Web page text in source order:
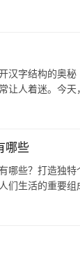
开汉字结构的
让人着迷。今
哪些
哪些？打造独
们生活的重要组